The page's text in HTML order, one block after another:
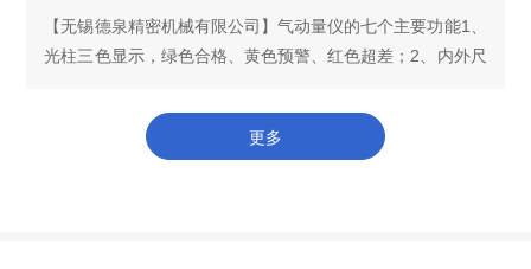
【无锡德泉精密机械有限公司】气动量仪的七个主要功能1、
光柱三色显示，绿色合格、黄色预警、红色超差；2、内外尺
1um、2um、5um4、测量显示分辨率精度小于0.1u...
更多